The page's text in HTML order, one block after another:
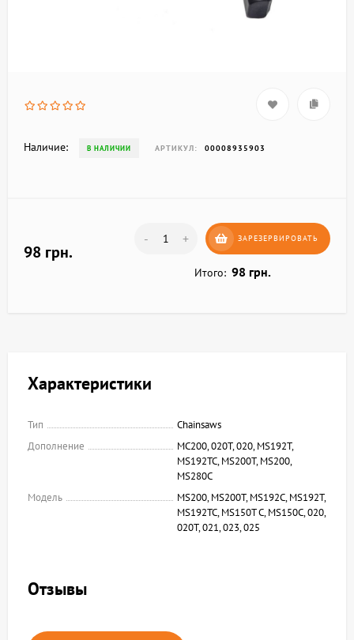
Наличие: В НАЛИЧИИ АРТИКУЛ: 00008935903
98 грн.
- + ЗАРЕЗЕРВИРОВАТЬ
Итого: 98 грн.
Характеристики
Тип
Chainsaws
Дополнение
MC200, 020T, 020, MS192T,
MS192TC, MS200T, MS200,
MS280C
Модель
MS200, MS200T, MS192C, MS192T,
MS192TC, MS150T C, MS150C, 020,
020T, 021, 023, 025
Отзывы